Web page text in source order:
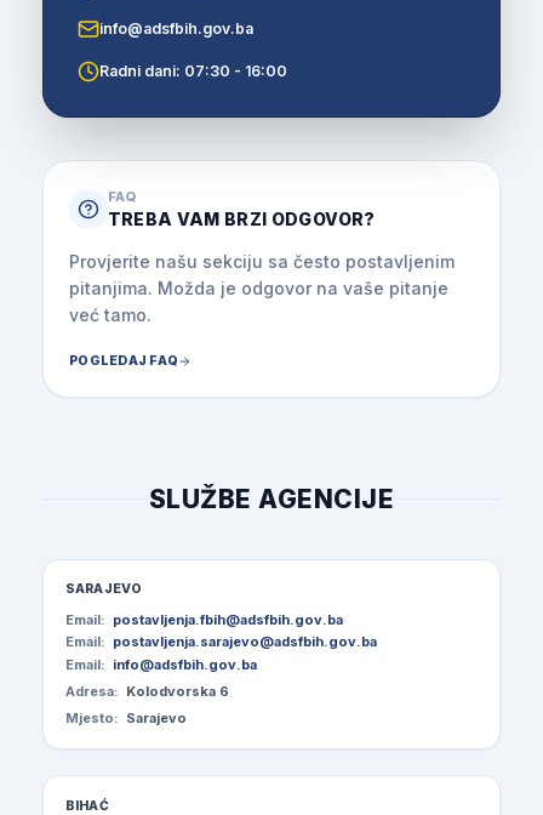
info@adsfbih.gov.ba
Radni dani: 07:30 - 16:00
FAQ
TREBA VAM BRZI ODGOVOR?
Provjerite našu sekciju sa često postavljenim
pitanjima. Možda je odgovor na vaše pitanje
već tamo.
POGLEDAJ FAQ
SLUŽBE AGENCIJE
SARAJEVO
Email: postavljenja.fbih@adsfbih.gov.ba
Email: postavljenja.sarajevo@adsfbih.gov.ba
Email: info@adsfbih.gov.ba
Adresa: Kolodvorska 6
Mjesto: Sarajevo
BIHAĆ